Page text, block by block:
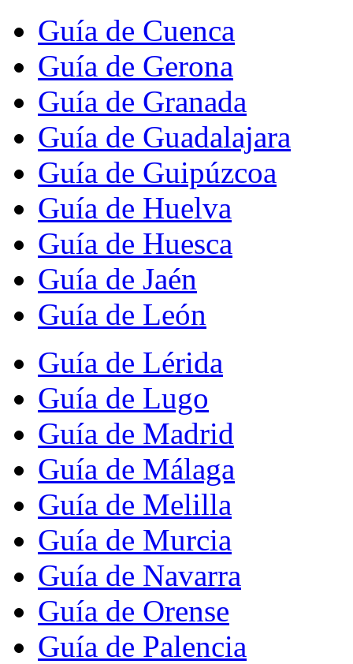
Guía de Cuenca
Guía de Gerona
Guía de Granada
Guía de Guadalajara
Guía de Guipúzcoa
Guía de Huelva
Guía de Huesca
Guía de Jaén
Guía de León
Guía de Lérida
Guía de Lugo
Guía de Madrid
Guía de Málaga
Guía de Melilla
Guía de Murcia
Guía de Navarra
Guía de Orense
Guía de Palencia